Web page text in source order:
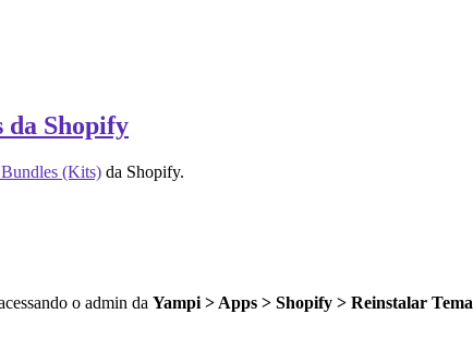
da Shopify
(Kits) da Shopify.
o admin da Yampi > Apps > Shopify > Reinstalar Tema